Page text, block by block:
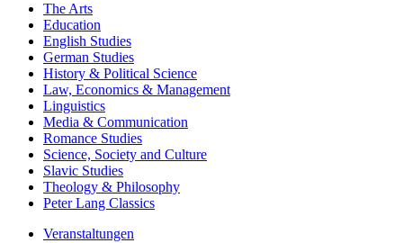
The Arts
Education
English Studies
German Studies
History & Political Science
Law, Economics & Management
Linguistics
Media & Communication
Romance Studies
Science, Society and Culture
Slavic Studies
Theology & Philosophy
Peter Lang Classics
Veranstaltungen